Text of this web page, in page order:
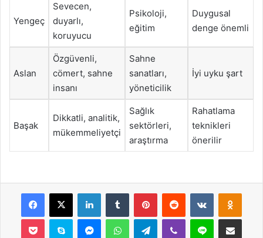
Yengeç
Sevecen,
duyarlı,
koruyucu
Psikoloji,
eğitim
Duygusal
denge önemli
Aslan
Özgüvenli,
cömert, sahne
insanı
Sahne
sanatları,
yöneticilik
İyi uyku şart
Başak
Dikkatli, analitik,
mükemmeliyetçi
Sağlık
sektörleri,
araştırma
Rahatlama
teknikleri
önerilir
Facebook
X LinkedInTumblr PinterestReddit VKontakte
Pocket Skype MessengerWhatsAppTelegramViber Line E-Posta ile